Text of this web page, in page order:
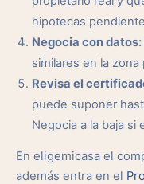
hipotecas
Negocia con datos:
similares en la
Revisa el
puede suponer
Negocia a la baja si
En eligemicasa el
además entra en el